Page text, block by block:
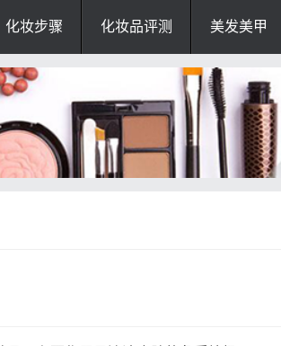
化妆步骤 化妆品评测 美发美甲